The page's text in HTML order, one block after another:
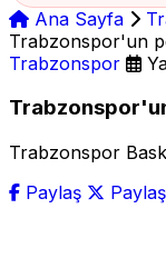
Ana Sayfa
Trabzonspor'un
Trabzonspor
Trabzonspor
Paylaş
Paylaş